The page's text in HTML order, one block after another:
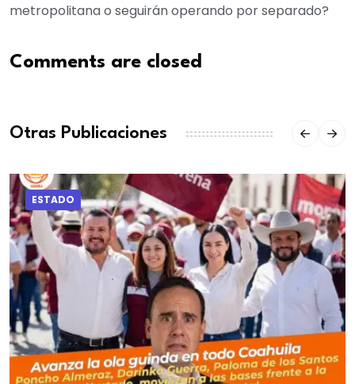
metropolitana o seguirán operando por separado?
Comments are closed
Otras Publicaciones
ESTADO